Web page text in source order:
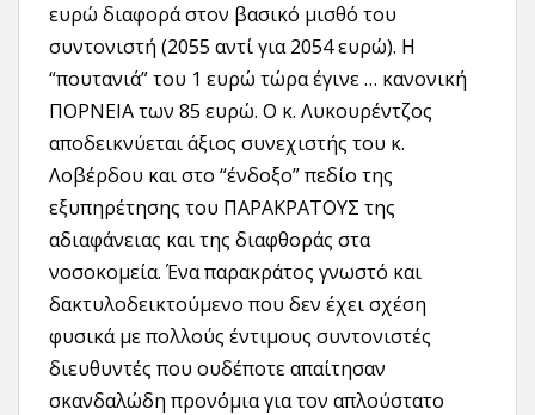
ευρώ διαφορά στον βασικό μισθό του
συντονιστή (2055 αντί για 2054 ευρώ). Η
“πουτανιά” του 1 ευρώ τώρα έγινε … κανονική
ΠΟΡΝΕΙΑ των 85 ευρώ. Ο κ. Λυκουρέντζος
αποδεικνύεται άξιος συνεχιστής του κ.
Λοβέρδου και στο “ένδοξο” πεδίο της
εξυπηρέτησης του ΠΑΡΑΚΡΑΤΟΥΣ της
αδιαφάνειας και της διαφθοράς στα
νοσοκομεία. Ένα παρακράτος γνωστό και
δακτυλοδεικτούμενο που δεν έχει σχέση
φυσικά με πολλούς έντιμους συντονιστές
διευθυντές που ουδέποτε απαίτησαν
σκανδαλώδη προνόμια για τον απλούστατο